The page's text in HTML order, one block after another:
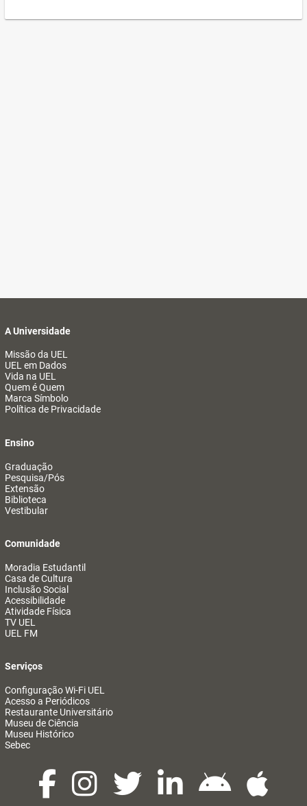
A Universidade
Missão da UEL
UEL em Dados
Vida na UEL
Quem é Quem
Marca Símbolo
Política de Privacidade
Ensino
Graduação
Pesquisa/Pós
Extensão
Biblioteca
Vestibular
Comunidade
Moradia Estudantil
Casa de Cultura
Inclusão Social
Acessibilidade
Atividade Física
TV UEL
UEL FM
Serviços
Configuração Wi-Fi UEL
Acesso a Periódicos
Restaurante Universitário
Museu de Ciência
Museu Histórico
Sebec